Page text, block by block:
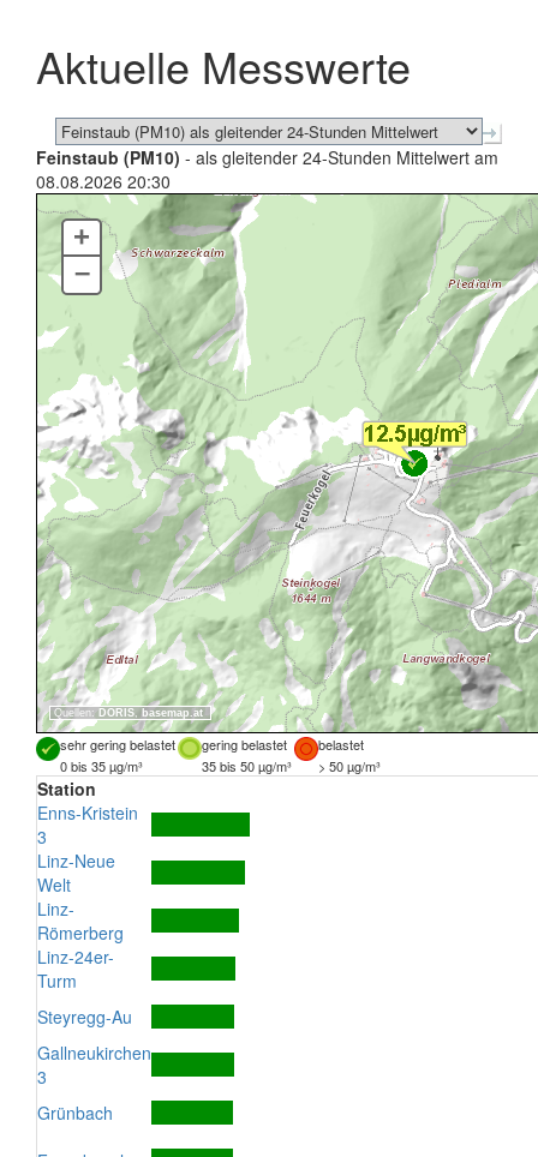
schließen
Aktuelle Messwerte
Feinstaub (PM10) - als gleitender 24-Stunden Mittelwert am
08.08.2026 20:30
Quellen: DORIS, basemap.at
+
–
sehr gering belastet gering belastet
belastet
0 bis 35 µg/m³
35 bis 50 µg/m³ > 50 µg/m³
Station
Enns-Kristein
3
Linz-Neue
Welt
Linz-
Römerberg
Linz-24er-
Turm
Steyregg-Au
Gallneukirchen
3
Grünbach